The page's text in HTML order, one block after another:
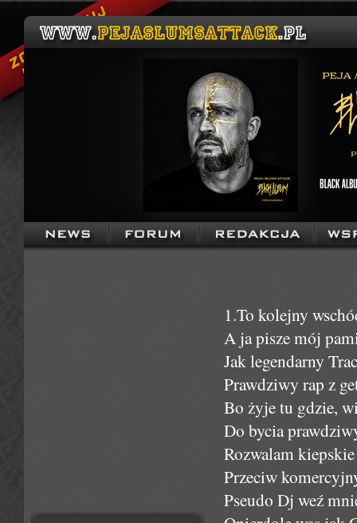
1.To kolejny
A ja pisze mój
Jak legendarny
Prawdziwy rap z
Bo żyje tu gdzie,
Do bycia
Rozwalam
Przeciw
Pseudo Dj weź